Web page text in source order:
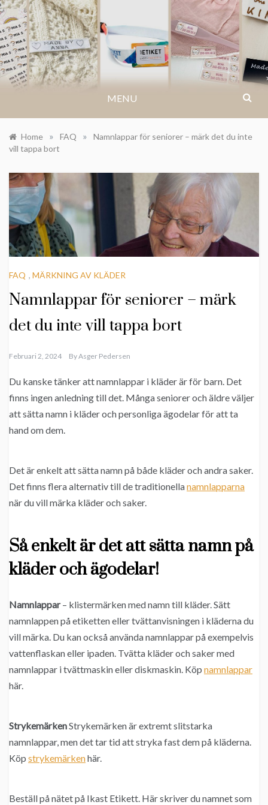
Skip
to
content
IKASTETIKETT.SE
Få inspiration till arrangemang, kreativa
idéer eller hitta svar på dina frågor och
vanliga frågor.
MENU
Home » FAQ »
Namnlappar för seniorer – märk det du inte
vill tappa bort
FAQ , MÄRKNING AV KLÄDER
Namnlappar för seniorer – märk
det du inte vill tappa bort
Februari 2, 2024 ByAsger Pedersen
Du kanske tänker att namnlappar i kläder är för barn. Det
finns ingen anledning till det. Många seniorer och äldre väljer
att sätta namn i kläder och personliga ägodelar för att ta
hand om dem.
Det är enkelt att sätta namn på både kläder och andra saker.
Det finns flera alternativ till de traditionellanamnlapparna
när du vill märka kläder och saker.
Så enkelt är det att sätta namn på
kläder och ägodelar!
Namnlappar– klistermärken med namn till kläder. Sätt
namnlappen på etiketten eller tvättanvisningen i kläderna du
vill märka. Du kan också använda namnlappar på exempelvis
vattenflaskan eller ipaden. Tvätta kläder och saker med
namnlappar i tvättmaskin eller diskmaskin. Köp namnlappar
här.
StrykemärkenStrykemärken är extremt slitstarka
namnlappar, men det tar tid att stryka fast dem på kläderna.
Köp strykemärkenhär.
Beställ på nätet på Ikast Etikett. Här skriver du namnet som